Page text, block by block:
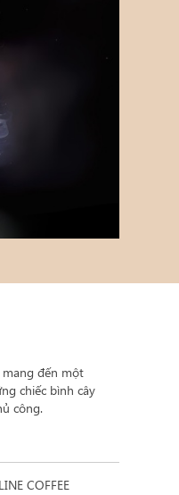
mang đến một
chiếc bình cây
công.
COFFEE